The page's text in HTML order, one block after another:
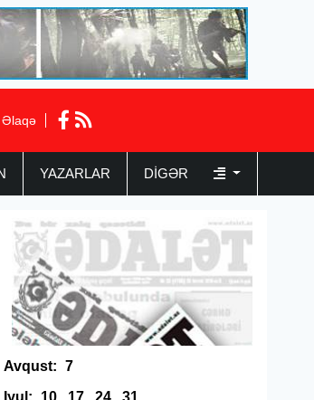
Əlaqə
YAZARLAR DIGƏR
Avqust: 7
Iyul:
10 17 24 31